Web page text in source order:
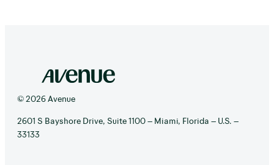
© 2026 Avenue
2601 S Bayshore Drive, Suite 1100 – Miami, Florida – U.S. –
33133